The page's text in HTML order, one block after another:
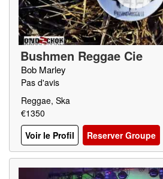
Bushmen Reggae Cie
Bob Marley
Pas d'avis
Reggae, Ska
€1350
Voir le Profil
Reserver Groupe